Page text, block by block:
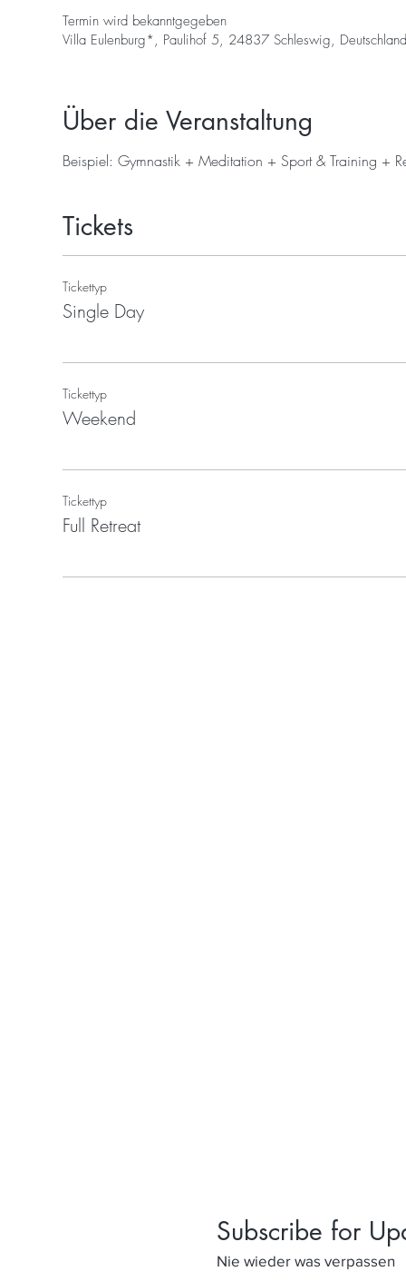
Termin wird bekanntgegeben
Villa Eulenburg*, Paulihof 5, 24837 Schleswig, Deutschland
Über die Veranstaltung
Beispiel: Gymnastik + Meditation + Sport & Training +
Tickets
Tickettyp
Single Day
Tickettyp
Weekend
Tickettyp
Full Retreat
Subscribe for
Nie wieder was verpassen